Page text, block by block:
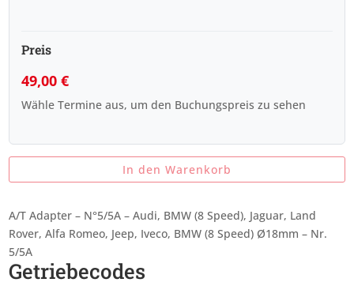
Preis
49,00€
Wähle Termine aus, um den Buchungspreis zu sehen
In den Warenkorb
A/T Adapter – N°5/5A – Audi, BMW (8 Speed), Jaguar, Land
Rover, Alfa Romeo, Jeep, Iveco, BMW (8 Speed) Ø18mm – Nr.
5/5A
Getriebecodes